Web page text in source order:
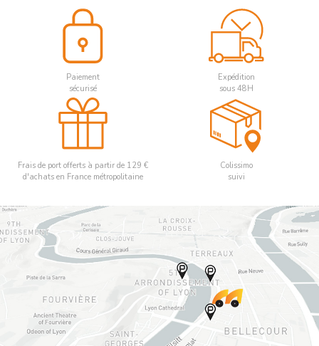
Paiement
sécurisé
Expédition
sous 48H
Frais de port offerts à partir de 129 €
d'achats en France métropolitaine
Colissimo
suivi